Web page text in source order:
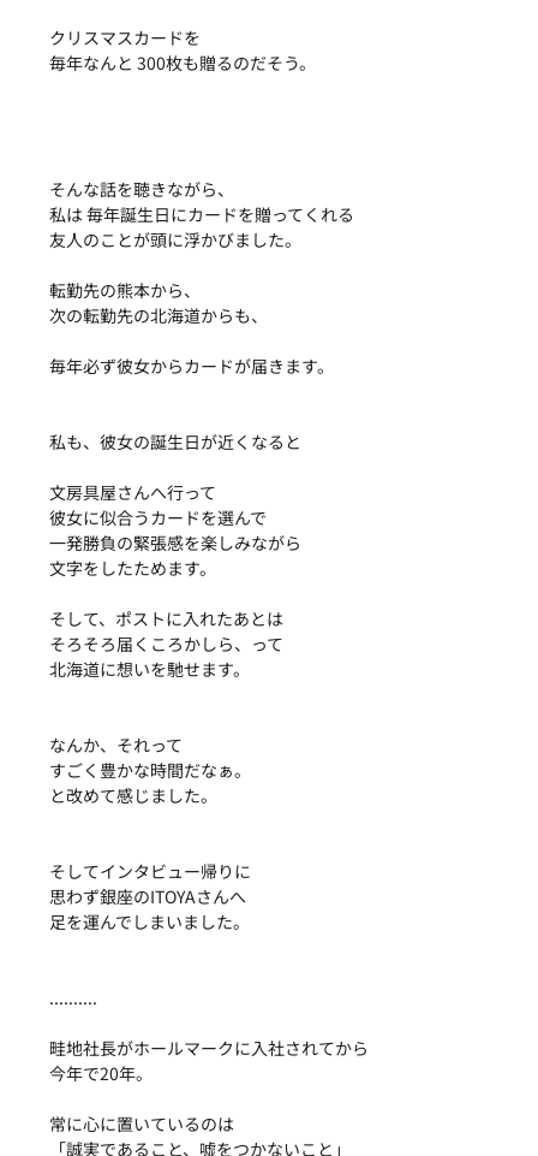
クリスマスカードを
毎年なんと 300枚も贈るのだそう。
そんな話を聴きながら、
私は 毎年誕生日にカードを贈ってくれる
友人のことが頭に浮かびました。
転勤先の熊本から、
次の転勤先の北海道からも、
毎年必ず彼女からカードが届きます。
私も、彼女の誕生日が近くなると
文房具屋さんへ行って
彼女に似合うカードを選んで
一発勝負の緊張感を楽しみながら
文字をしたためます。
そして、ポストに入れたあとは
そろそろ届くころかしら、って
北海道に想いを馳せます。
なんか、それって
すごく豊かな時間だなぁ。
と改めて感じました。
そしてインタビュー帰りに
思わず銀座のITOYAさんへ
足を運んでしまいました。
..........
畦地社長がホールマークに入社されてから
今年で20年。
常に心に置いているのは
「誠実であること、嘘をつかないこと」